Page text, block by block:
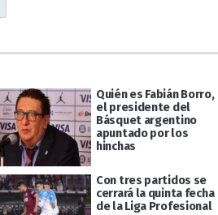
Quién es Fabián Borro,
el presidente del
Básquet argentino
apuntado por los
hinchas
Con tres partidos se
cerrará la quinta fecha
de la Liga Profesional